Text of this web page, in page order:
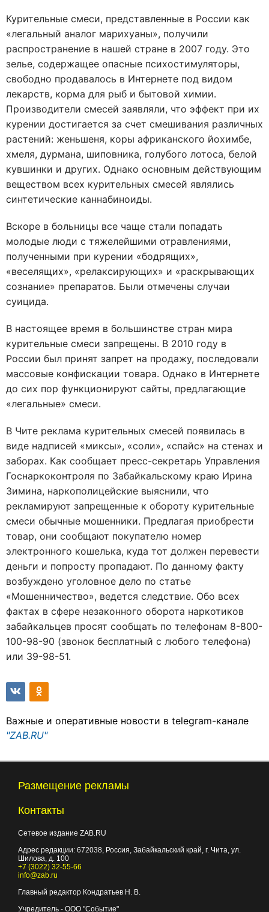
Курительные смеси, представленные в России как
«легальный аналог марихуаны», получили
распространение в нашей стране в 2007 году. Это
зелье, содержащее опасные психостимуляторы,
свободно продавалось в Интернете под видом
лекарств, корма для рыб и бытовой химии.
Производители смесей заявляли, что эффект при их
курении достигается за счет смешивания различных
растений: женьшеня, коры африканского йохимбе,
хмеля, дурмана, шиповника, голубого лотоса, белой
кувшинки и других. Однако основным действующим
веществом всех курительных смесей являлись
синтетические каннабиноиды.
Вскоре в больницы все чаще стали попадать
молодые люди с тяжелейшими отравлениями,
полученными при курении «бодрящих»,
«веселящих», «релаксирующих» и «раскрывающих
сознание» препаратов. Были отмечены случаи
суицида.
В настоящее время в большинстве стран мира
курительные смеси запрещены. В 2010 году в
России был принят запрет на продажу, последовали
массовые конфискации товара. Однако в Интернете
до сих пор функционируют сайты, предлагающие
«легальные» смеси.
В Чите реклама курительных смесей появилась в
виде надписей «миксы», «соли», «спайс» на стенах и
заборах. Как сообщает пресс-секретарь Управления
Госнаркоконтроля по Забайкальскому краю Ирина
Зимина, наркополицейские выяснили, что
рекламируют запрещенные к обороту курительные
смеси обычные мошенники. Предлагая приобрести
товар, они сообщают покупателю номер
электронного кошелька, куда тот должен перевести
деньги и попросту пропадают. По данному факту
возбуждено уголовное дело по статье
«Мошенничество», ведется следствие. Обо всех
фактах в сфере незаконного оборота наркотиков
забайкальцев просят сообщать по телефонам 8-800-
100-98-90 (звонок бесплатный с любого телефона)
или 39-98-51.
Важные и оперативные новости в telegram-канале
"ZAB.RU"
Размещение рекламы
Контакты
Сетевое издание ZAB.RU
Адрес редакции: 672038, Россия, Забайкальский край, г. Чита, ул.
Шилова, д. 100
+7 (3022) 32-55-66
info@zab.ru
Главный редактор Кондратьев Н. В.
Учредитель - ООО "Событие"